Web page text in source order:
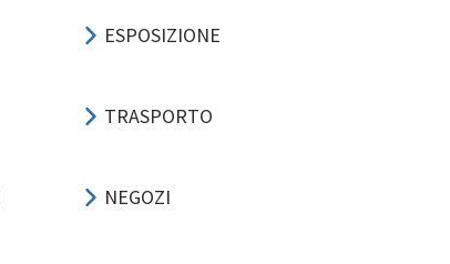
ESPOSIZIONE
TRASPORTO
NEGOZI